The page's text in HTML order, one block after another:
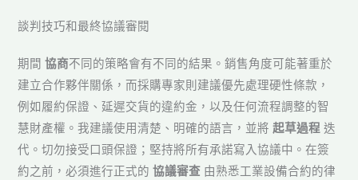
談判技巧和最終協議審閱
期間協商不同的策略會有不同的結果。銷售角度可能著重於
建立合作夥伴關係，而採購專家則建議優先處理硬性條款，
例如履約保證、延遲交貨的違約金，以及任何流程調整的智
慧財產權。我建議使用清楚、明確的語言，並將起草過程 迭
代。切勿接受口頭保證；堅持將所有承諾寫入協議中。在簽
約之前，必須進行正式的協議審查 由熟悉工業設備合約的律